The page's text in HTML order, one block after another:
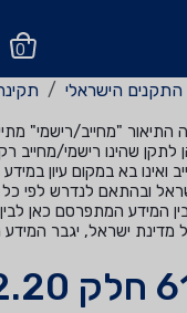
0
הישראלי
"מחייב/רישמי"
לתקן שהינו רישמי/
ואינו בא במקום עיון
ובהתאם לנדרש לפי כל
המידע המתפרסם כאן
מדינת ישראל, יגבר